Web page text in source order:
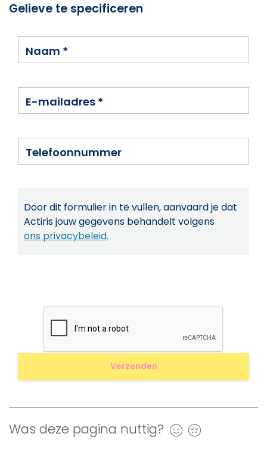
Gelieve te specificeren
Naam *
E-mailadres *
Telefoonnummer
Door dit formulier in te vullen, aanvaard je dat
Actiris jouw gegevens behandelt volgens
ons privacybeleid.
Was deze pagina nuttig? Ja